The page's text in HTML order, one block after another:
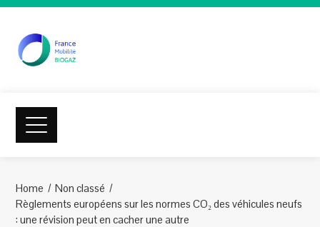
Home
Non classé
Règlements européens sur les normes CO₂ des véhicules neufs
: une révision peut en cacher une autre